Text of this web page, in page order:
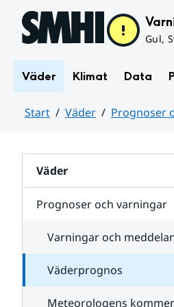
Hoppa till sidans innehåll
Gul,
Väder Klimat Data
Start Väder Prognoser
Väder
Prognoser och varningar
Varningar och
Väderprognos
Meteorologens